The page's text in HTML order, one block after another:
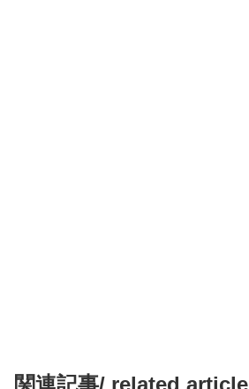
関連記事/ related article